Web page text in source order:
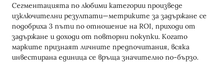
Сегментацията по любими категории произведе
изключителни резултати—метриките за задържане се
подобриха 3 пъти по отношение на ROI, приходи от
задържане и доходи от повторни покупки. Когато
марките признаят личните предпочитания, всяка
инвестирана единица се връща значително по-бързо.